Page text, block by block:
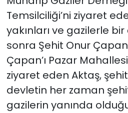
Temsilciliği’ni ziyaret
yakınları ve gazilerle
sonra Şehit Onur
Çapan’ı Pazar
ziyaret eden Aktaş,
devletin her zaman
gazilerin yanında